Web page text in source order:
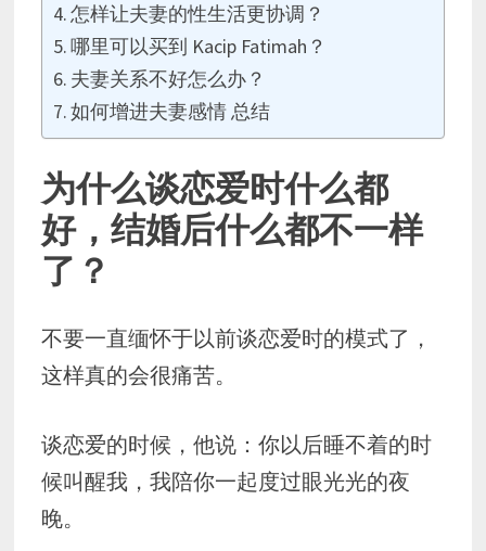
怎样让夫妻的性生活更协调？
哪里可以买到 Kacip Fatimah？
夫妻关系不好怎么办？
如何增进夫妻感情 总结
为什么谈恋爱时什么都
好，结婚后什么都不一样
了？
不要一直缅怀于以前谈恋爱时的模式了，
这样真的会很痛苦。
谈恋爱的时候，他说：你以后睡不着的时
候叫醒我，我陪你一起度过眼光光的夜
晚。